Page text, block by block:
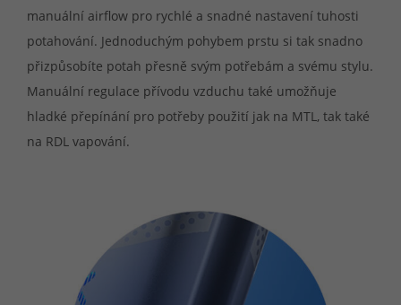
manuální airflow pro rychlé a snadné nastavení tuhosti
potahování. Jednoduchým pohybem prstu si tak snadno
přizpůsobíte potah přesně svým potřebám a svému stylu.
Manuální regulace přívodu vzduchu také umožňuje
hladké přepínání pro potřeby použití jak na MTL, tak také
na RDL vapování.